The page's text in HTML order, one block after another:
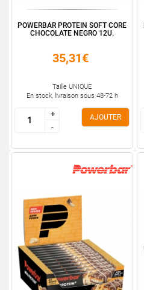
POWERBAR PROTEIN SOFT CORE
CHOCOLATE NEGRO 12U.
35,31€
Taille UNIQUE
En stock, livraison sous 48-72 h
+
-
+
-
AJOUTER